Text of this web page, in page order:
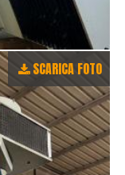
SCARICA FOTO